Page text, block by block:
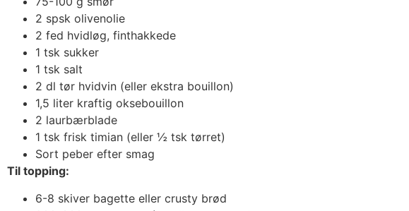
2 spsk olivenolie
2 fed hvidløg, finthakkede
1 tsk sukker
1 tsk salt
2 dl tør hvidvin (eller ekstra bouillon)
1,5 liter kraftig oksebouillon
2 laurbærblade
1 tsk frisk timian (eller ½ tsk tørret)
Sort peber efter smag
Til topping:
6-8 skiver bagette eller crusty brød